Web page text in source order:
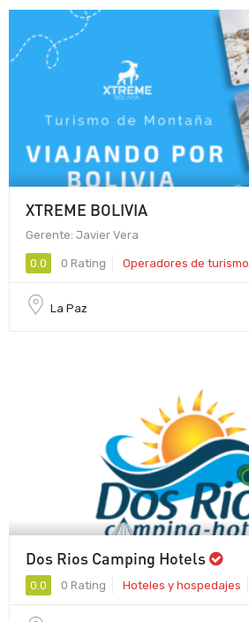
XTREME BOLIVIA
Gerente: Javier Vera
0.0 0 Rating Operadores de turismo
La Paz
Dos Rios Camping Hotels
0.0 0 Rating Hoteles y hospedajes